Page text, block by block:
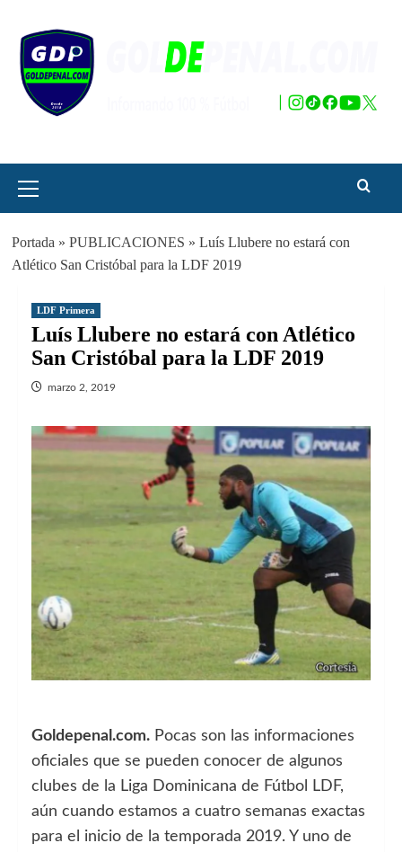
contenido
principal
Portada » PUBLICACIONES » Luís Llubere no estará con
Atlético San Cristóbal para la LDF 2019
LDF Primera
Luís Llubere no estará con Atlético
San Cristóbal para la LDF 2019
marzo 2, 2019
Goldepenal.com. Pocas son las informaciones
oficiales que se pueden conocer de algunos
clubes de la Liga Dominicana de Fútbol LDF,
aún cuando estamos a cuatro semanas exactas
para el inicio de la temporada 2019. Y uno de